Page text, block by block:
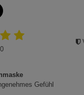
Gefühl